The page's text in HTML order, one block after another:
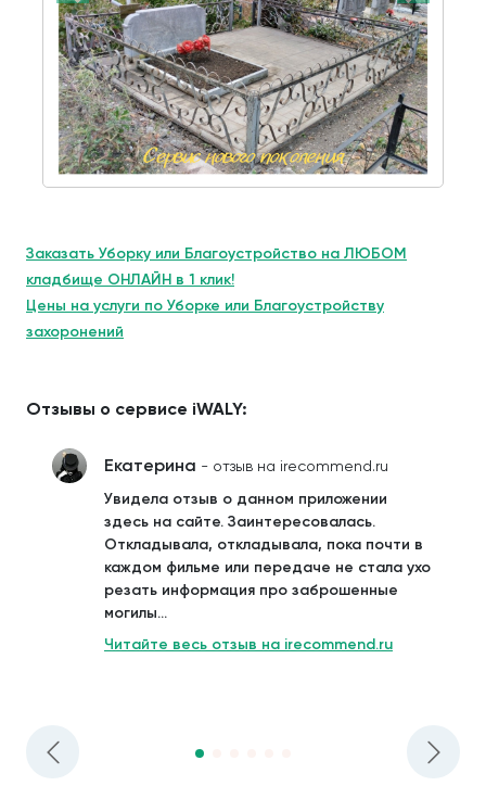
Заказать Уборку или Благоустройство на ЛЮБОМ
кладбище ОНЛАЙН в 1 клик!
Цены на услуги по Уборке или Благоустройству
захоронений
Отзывы о сервисе iWALY:
Екатерина - отзыв на irecommend.ru
Увидела отзыв о данном приложении
здесь на сайте. Заинтересовалась.
Откладывала, откладывала, пока почти в
каждом фильме или передаче не стала ухо
резать информация про заброшенные
могилы...
Читайте весь отзыв на irecommend.ru